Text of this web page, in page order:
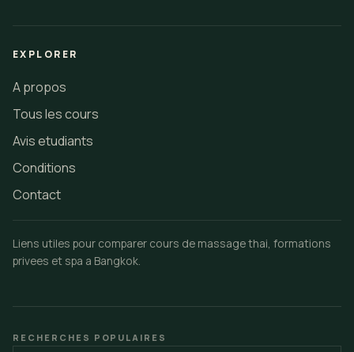
EXPLORER
A propos
Tous les cours
Avis etudiants
Conditions
Contact
Liens utiles pour comparer cours de massage thai, formations
privees et spa a Bangkok.
RECHERCHES POPULAIRES